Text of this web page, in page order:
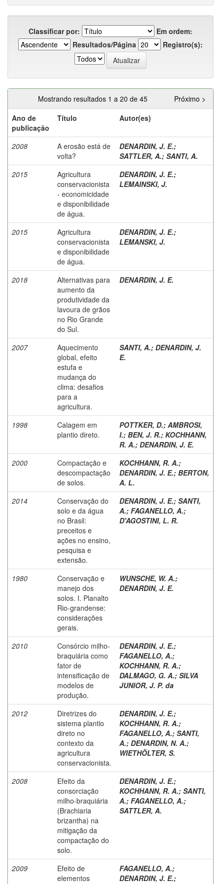
Classificar por:
Em ordem:
Resultados/Página
Registro(s):
Mostrando resultados 1 a 20 de 45
Próximo >
Ano de
publicação
Título Autor(es)
2008
A erosão está de
volta?
DENARDIN, J. E.;
SATTLER, A.; SANTI, A.
2015
Agricultura
conservacionista
- economicidade
e disponibilidade
de água.
DENARDIN, J. E.;
LEMAINSKI, J.
2015
Agricultura
conservacionista
e disponibilidade
de água.
DENARDIN, J. E.;
LEMANSKI, J.
2018
Alternativas para
aumento da
produtividade da
lavoura de grãos
no Rio Grande
do Sul.
DENARDIN, J. E.
2007
Aquecimento
global, efeito
estufa e
mudança do
clima: desafios
para a
agricultura.
SANTI, A.; DENARDIN, J.
E.
1998
Calagem em
plantio direto.
POTTKER, D.; AMBROSI,
I.; BEN, J. R.; KOCHHANN,
R. A.; DENARDIN, J. E.
2000
Compactação e
descompactação
de solos.
KOCHHANN, R. A.;
DENARDIN, J. E.; BERTON,
A. L.
2014
Conservação do
solo e da água
no Brasil:
preceitos e
ações no ensino,
pesquisa e
extensão.
DENARDIN, J. E.; SANTI,
A.; FAGANELLO, A.;
D'AGOSTINI, L. R.
1980
Conservação e
manejo dos
solos. I. Planalto
Rio-grandense:
considerações
gerais.
WUNSCHE, W. A.;
DENARDIN, J. E.
2010
Consórcio milho-
braquiária como
fator de
intensificação de
modelos de
produção.
DENARDIN, J. E.;
FAGANELLO, A.;
KOCHHANN, R. A.;
DALMAGO, G. A.; SILVA
JUNIOR, J. P. da
2012
Diretrizes do
sistema plantio
direto no
contexto da
agricultura
conservacionista.
DENARDIN, J. E.;
KOCHHANN, R. A.;
FAGANELLO, A.; SANTI,
A.; DENARDIN, N. A.;
WIETHÖLTER, S.
2008
Efeito da
consorciação
milho-braquiária
(Brachiaria
brizantha) na
mitigação da
compactação do
solo.
DENARDIN, J. E.;
KOCHHANN, R. A.; SANTI,
A.; FAGANELLO, A.;
SATTLER, A.
2009
Efeito de
elementos
FAGANELLO, A.;
DENARDIN, J. E.;